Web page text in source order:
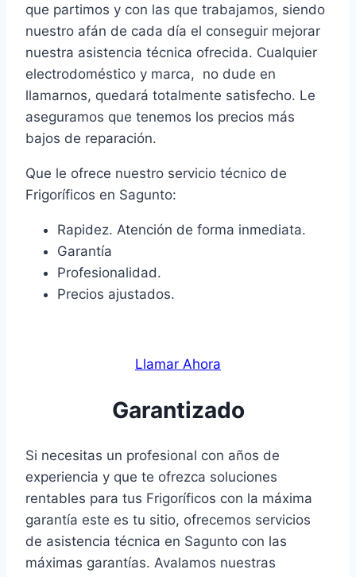
que partimos y con las que trabajamos, siendo
nuestro afán de cada día el conseguir mejorar
nuestra asistencia técnica ofrecida. Cualquier
electrodoméstico y marca, no dude en
llamarnos, quedará totalmente satisfecho. Le
aseguramos que tenemos los precios más
bajos de reparación.
Que le ofrece nuestro servicio técnico de
Frigoríficos en Sagunto:
Rapidez. Atención de forma inmediata.
Garantía
Profesionalidad.
Precios ajustados.
Llamar Ahora
Garantizado
Si necesitas un profesional con años de
experiencia y que te ofrezca soluciones
rentables para tus Frigoríficos con la máxima
garantía este es tu sitio, ofrecemos servicios
de asistencia técnica en Sagunto con las
máximas garantías. Avalamos nuestras